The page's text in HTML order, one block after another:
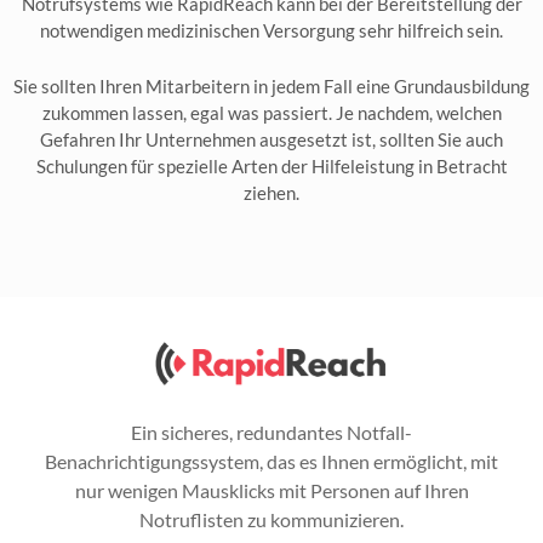
notwendigen medizinischen Versorgung sehr hilfreich sein.
Sie sollten Ihren Mitarbeitern in jedem Fall eine Grundausbildung
zukommen lassen, egal was passiert. Je nachdem, welchen
Gefahren Ihr Unternehmen ausgesetzt ist, sollten Sie auch
Schulungen für spezielle Arten der Hilfeleistung in Betracht
ziehen.
Ein sicheres, redundantes Notfall-
Benachrichtigungssystem, das es Ihnen ermöglicht, mit
nur wenigen Mausklicks mit Personen auf Ihren
Notruflisten zu kommunizieren.